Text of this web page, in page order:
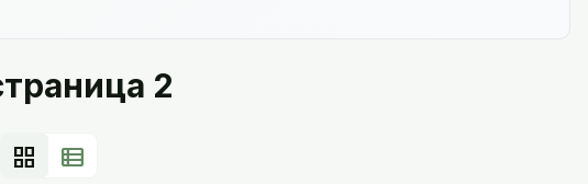
2
grid_view view_list